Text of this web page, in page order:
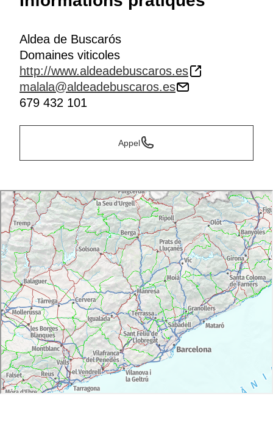
Aldea de Buscarós
Domaines viticoles
http://www.aldeadebuscaros.es
malala@aldeadebuscaros.es
679 432 101
Appel